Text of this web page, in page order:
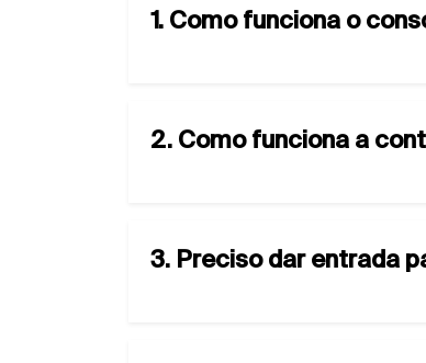
1. Como funciona o
2. Como funciona a
3. Preciso dar entrada